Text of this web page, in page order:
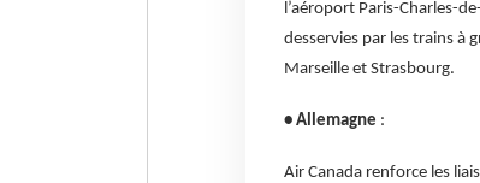
l’aéroport Paris-Charles-
desservies par les trains à
Marseille et Strasbourg.
• Allemagne :
Air Canada renforce les